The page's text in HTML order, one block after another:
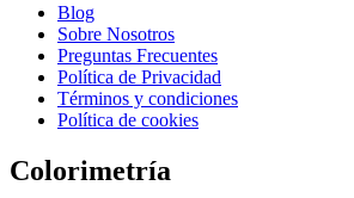
Blog
Sobre Nosotros
Preguntas Frecuentes
Política de Privacidad
Términos y condiciones
Política de cookies
Colorimetría